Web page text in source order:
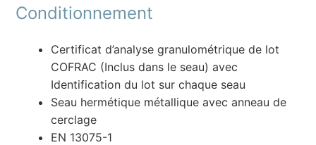
Conditionnement
Certificat d’analyse granulométrique de lot
COFRAC (Inclus dans le seau) avec
Identification du lot sur chaque seau
Seau hermétique métallique avec anneau de
cerclage
EN 13075-1